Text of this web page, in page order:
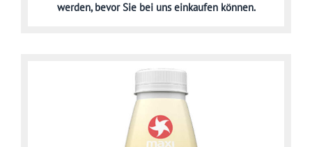
werden,bevor Sie bei uns einkaufen können.